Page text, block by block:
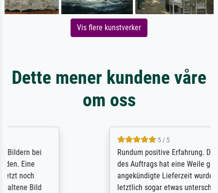
Vis flere kunstverker
Dette mener kundene våre
om oss
Rundum positive Erfahrung. Die Ausführung
des Auftrags hat eine Weile gedauert, die
angekündigte Lieferzeit wurde aber
letztlich sogar etwas unterschritten. Die